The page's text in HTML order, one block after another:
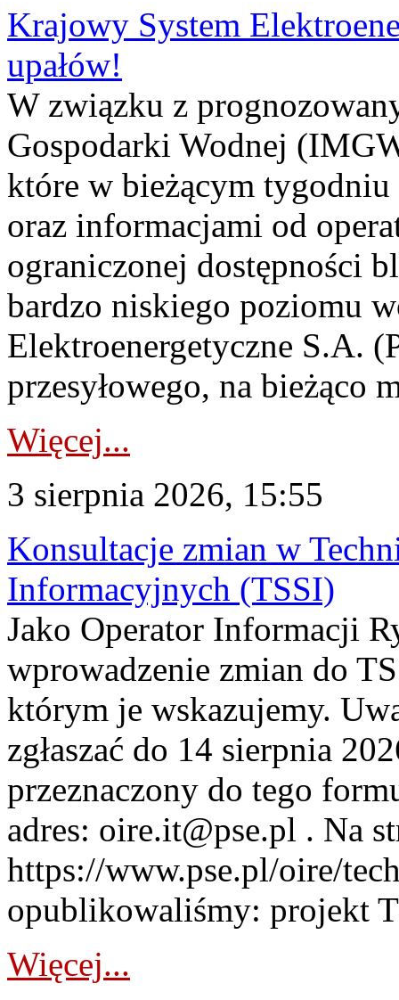
Krajowy System
upałów!
W związku z
Gospodarki Wodnej
które w bieżącym tygodniu
oraz informacjami od
ograniczonej dostępności
bardzo niskiego poziomu
Elektroenergetyczne S.A.
przesyłowego, na bieżąco
Więcej...
3 sierpnia 2026, 15:55
Konsultacje zmian w
Informacyjnych (TSSI)
Jako Operator Informacji
wprowadzenie zmian do
którym je wskazujemy.
zgłaszać do 14 sierpnia
przeznaczony do tego
adres: oire.it@pse.pl . Na
https://www.pse.pl/oire/
opublikowaliśmy: projekt
Więcej...